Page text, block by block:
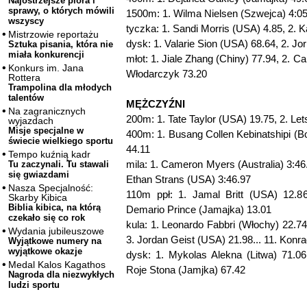
sprawy, o których mówili
wszyscy
Mistrzowie reportażu
Sztuka pisania, która nie
miała konkurencji
Konkurs im. Jana
Rottera
Trampolina dla młodych
talentów
Na zagranicznych
wyjazdach
Misje specjalne w
świecie wielkiego sportu
Tempo kuźnią kadr
Tu zaczynali. Tu stawali
się gwiazdami
Nasza Specjalność:
Skarby Kibica
Biblia kibica, na którą
czekało się co rok
Wydania jubileuszowe
Wyjątkowe numery na
wyjątkowe okazje
Medal Kalos Kagathos
Nagroda dla niezwykłych
ludzi sportu
1500m: 1. Wilma Nielsen (Szwejca)
tyczka: 1. Sandi Morris (USA) 4.85, 2.
dysk: 1. Valarie Sion (USA) 68.64, 2.
młot: 1. Jiale Zhang (Chiny) 77.94, 2.
Włodarczyk 73.20
MĘŻCZYŹNI
200m: 1. Tate Taylor (USA) 19.75, 2.
400m: 1. Busang Collen Kebinatshipi
44.11
mila: 1. Cameron Myers (Australia)
Ethan Strans (USA) 3:46.97
110m ppł: 1. Jamal Britt (USA)
Demario Prince (Jamajka) 13.01
kula: 1. Leonardo Fabbri (Włochy)
3. Jordan Geist (USA) 21.98... 11.
dysk: 1. Mykolas Alekna (Litwa)
Roje Stona (Jamjka) 67.42